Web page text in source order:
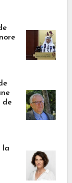
de
la